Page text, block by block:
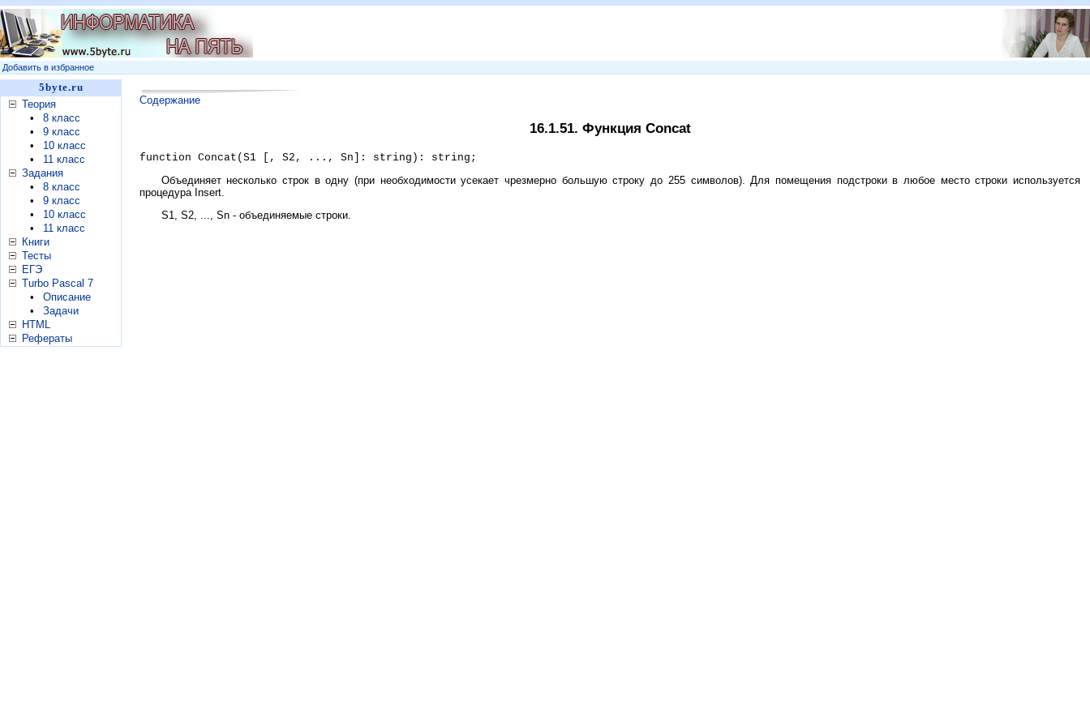
Добавить в избранное
5byte.ru
Теория
•
8 класс
•
9 класс
•
10 класс
•
11 класс
Задания
•
8 класс
•
9 класс
•
10 класс
•
11 класс
Книги
Тесты
ЕГЭ
Turbo Pascal 7
•
Описание
•
Задачи
HTML
Рефераты
Содержание
16.1.51. Функция Concat
function Concat(S1 [, S2, ..., Sn]: string): string;
Объединяет несколько строк в одну (при необходимости усекает чрезмерно большую строку до 255 символов). Для помещения подстроки в любое место строки используется
процедура Insert.
S1, S2, ..., Sn - объединяемые строки.